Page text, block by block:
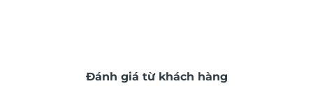
Đánh giá từ khách hàng